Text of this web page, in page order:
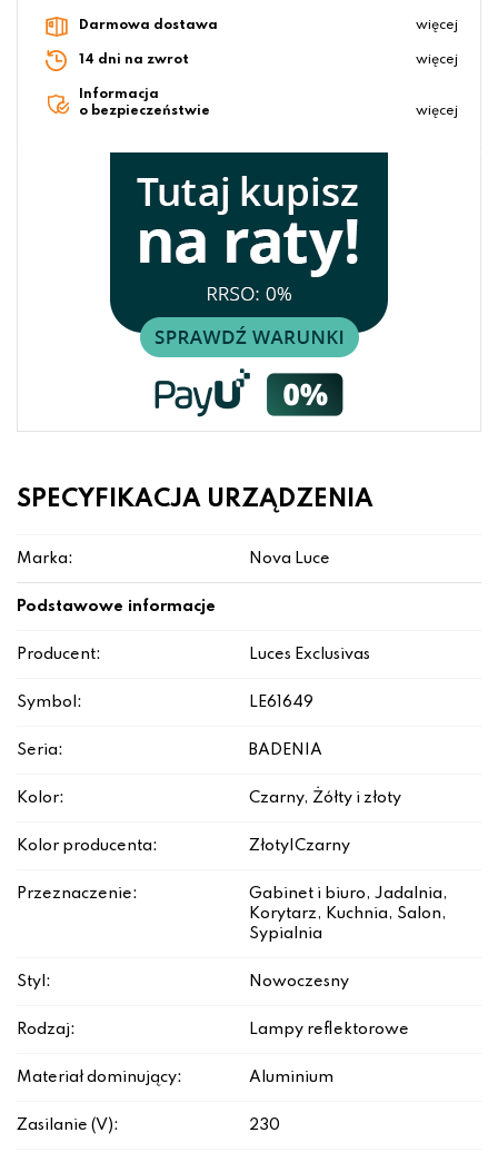
Darmowa dostawa więcej
14 dni na zwrot więcej
Informacja
o bezpieczeństwie
więcej
SPECYFIKACJA URZĄDZENIA
Marka: Nova Luce
Podstawowe informacje
Producent: Luces Exclusivas
Symbol: LE61649
Seria: BADENIA
Kolor: Czarny, Żółty i złoty
Kolor producenta: Złoty|Czarny
Przeznaczenie:
Gabinet i biuro, Jadalnia,
Korytarz, Kuchnia, Salon,
Sypialnia
Styl: Nowoczesny
Rodzaj: Lampy reflektorowe
Materiał dominujący: Aluminium
Zasilanie (V): 230